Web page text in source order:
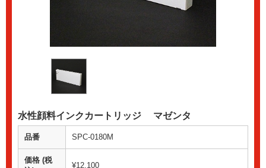
水性顔料インクカートリッジ マゼンタ
品番 SPC-0180M
価格 (税
¥12,100